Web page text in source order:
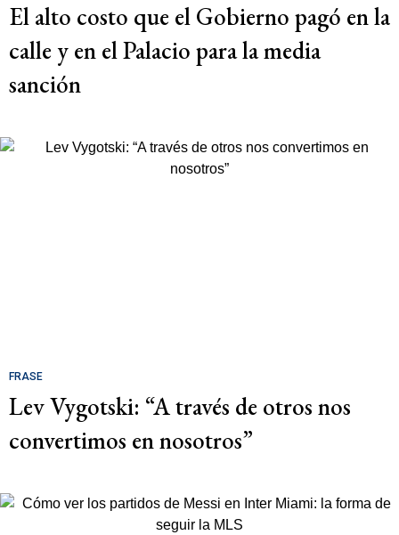
El alto costo que el Gobierno pagó en la
calle y en el Palacio para la media
sanción
FRASE
Lev Vygotski: “A través de otros nos
convertimos en nosotros”